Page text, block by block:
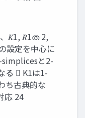
𝐾1, 𝑅1ത 2,
設定を中心に
simplicesと2-
る  K1は1-
ち古典的な
応 24